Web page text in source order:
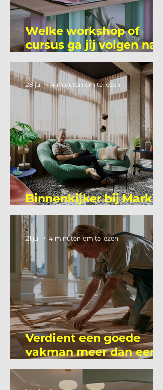
Welke workshop of
cursus ga jij volgen na
je vakantie?
Binnenkijker bij Mark
Mutsaers
28 jul 4 minuten om te lezen
Verdient een goede
vakman meer dan een
gemiddelde
academicus?
21 jul 4 minuten om te lezen